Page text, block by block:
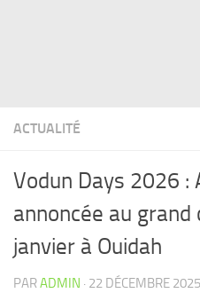
ACTUALITÉ
Vodun Days 2026 :
annoncée au
janvier à Ouidah
PARADMIN · 22 DÉCEMBRE 2025